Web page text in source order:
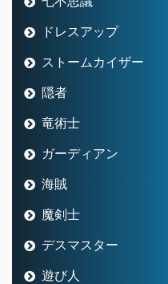
ドレスアップ
ストームカイザー
隠者
竜術士
ガーディアン
海賊
魔剣士
デスマスター
遊び人